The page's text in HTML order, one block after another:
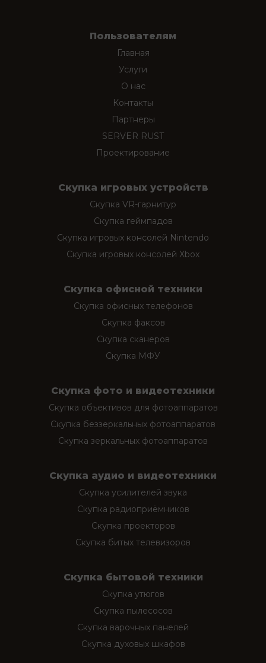
Пользователям
Главная
Услуги
О нас
Контакты
Партнеры
SERVER RUST
Проектирование
Скупка игровых устройств
Скупка VR-гарнитур
Скупка геймпадов
Скупка игровых консолей Nintendo
Скупка игровых консолей Xbox
Скупка офисной техники
Скупка офисных телефонов
Скупка факсов
Скупка сканеров
Скупка МФУ
Скупка фото и видеотехники
Скупка объективов для фотоаппаратов
Скупка беззеркальных фотоаппаратов
Скупка зеркальных фотоаппаратов
Скупка аудио и видеотехники
Скупка усилителей звука
Скупка радиоприёмников
Скупка проекторов
Скупка битых телевизоров
Скупка бытовой техники
Скупка утюгов
Скупка пылесосов
Скупка варочных панелей
Скупка духовых шкафов